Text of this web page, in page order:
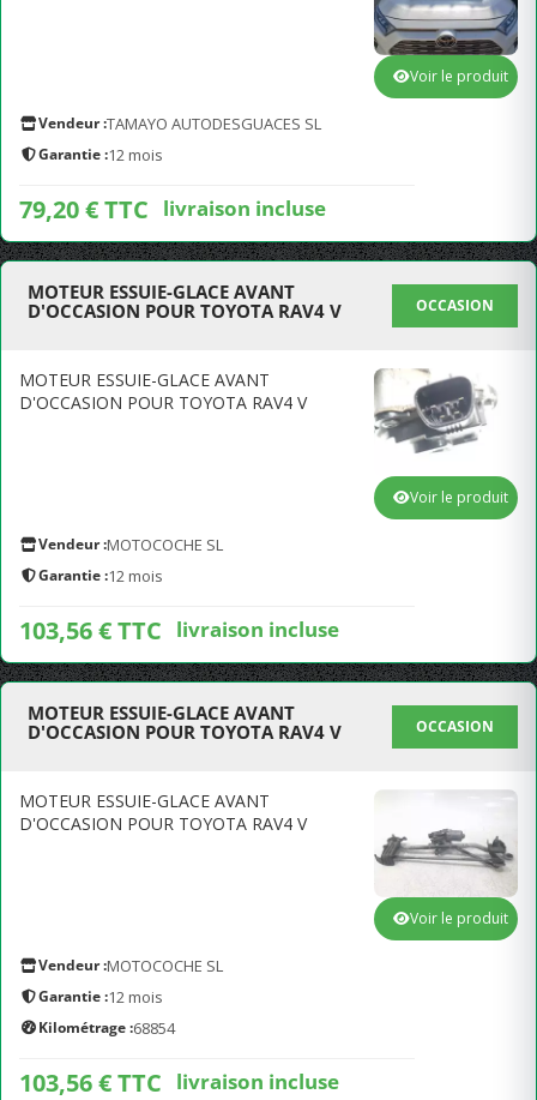
Vendeur :TAMAYO AUTODESGUACES SL
Garantie :12 mois
79,20 € TTC livraison incluse
Voir le produit
MOTEUR ESSUIE-GLACE AVANT
D'OCCASION POUR TOYOTA RAV4 V
OCCASION
MOTEUR ESSUIE-GLACE AVANT
D'OCCASION POUR TOYOTA RAV4 V
Vendeur :MOTOCOCHE SL
Garantie :12 mois
103,56 € TTC livraison incluse
Voir le produit
MOTEUR ESSUIE-GLACE AVANT
D'OCCASION POUR TOYOTA RAV4 V
OCCASION
MOTEUR ESSUIE-GLACE AVANT
D'OCCASION POUR TOYOTA RAV4 V
Vendeur :MOTOCOCHE SL
Garantie :12 mois
Kilométrage :68854
103,56 € TTC livraison incluse
Voir le produit